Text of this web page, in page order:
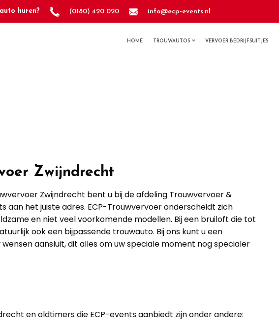
huren? (0180) 420 020 info@ecp-events.nl
HOME TROUWAUTOS VERVOER BEDRIJFSUITJES
Zwijndrecht
Zwijndrecht bent u bij de afdeling Trouwvervoer &
aan het juiste adres. ECP-Trouwvervoer onderscheidt zich
en niet veel voorkomende modellen. Bij een bruiloft die tot
ook een bijpassende trouwauto. Bij ons kunt u een
wensen aansluit, dit alles om uw speciale moment nog specialer
en oldtimers die ECP-events aanbiedt zijn onder andere: